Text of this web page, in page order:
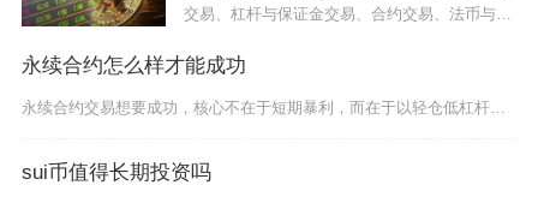
交易、杠杆与保证金交易、合约交易、法币与币
永续合约怎么样才能成功
永续合约交易想要成功，核心不在于短期暴利，而在于以轻仓低杠杆为基础、以严格风控为骨架、以顺
sui币值得长期投资吗